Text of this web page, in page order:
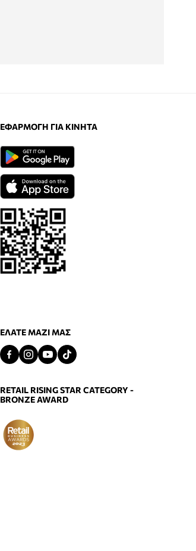
ΕΦΑΡΜΟΓΉ ΓΙΑ ΚΙΝΗΤΆ
ΕΛΆΤΕ ΜΑΖΊ ΜΑΣ
RETAIL RISING STAR CATEGORY -
BRONZE AWARD